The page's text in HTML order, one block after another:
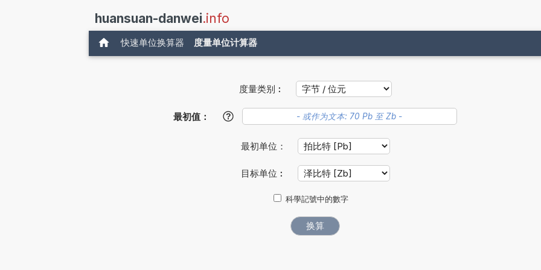
huansuan-danwei.info
快速单位换算器 度量单位计算器
度量类别︰
最初值： ?
最初单位：
目标单位︰
科學記號中的數字